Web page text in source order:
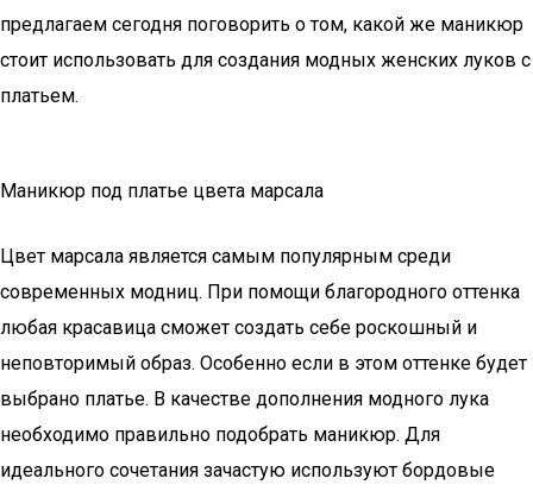
предлагаем сегодня поговорить о том, какой же маникюр
стоит использовать для создания модных женских луков с
платьем.
Маникюр под платье цвета марсала
Цвет марсала является самым популярным среди
современных модниц. При помощи благородного оттенка
любая красавица сможет создать себе роскошный и
неповторимый образ. Особенно если в этом оттенке будет
выбрано платье. В качестве дополнения модного лука
необходимо правильно подобрать маникюр. Для
идеального сочетания зачастую используют бордовые